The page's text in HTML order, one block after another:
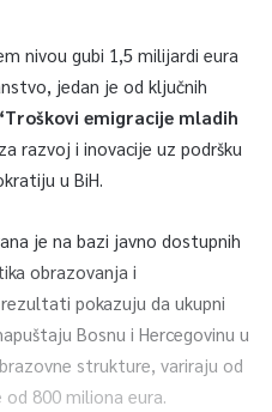
nivou gubi 1,5 milijardi eura
jedan je od ključnih
emigracije mladih
razvoj i inovacije uz podršku
u BiH.
je na bazi javno dostupnih
obrazovanja i
pokazuju da ukupni
Bosnu i Hercegovinu u
strukture, variraju od
800 miliona eura.